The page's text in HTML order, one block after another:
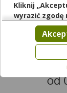
|
lek na receptę|
od
Kliknij
wyrazić zgodę
partnerów
Pamiętaj, że
zgodę możesz
zgodę na
celach. Jeżeli
przeprowadzić